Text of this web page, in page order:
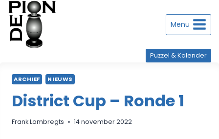
Doorgaan
naar
inhoud Menu
Puzzel & Kalender
ARCHIEF NIEUWS
District Cup – Ronde 1
Frank Lambregts 14 november 2022